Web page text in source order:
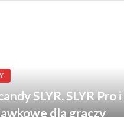
SLYR, SLYR
dla graczy